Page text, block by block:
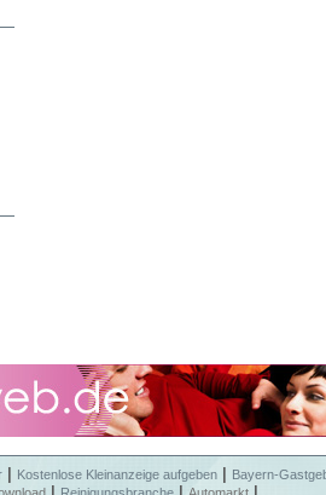
Kostenlose Kleinanzeige aufgeben
Bayern-